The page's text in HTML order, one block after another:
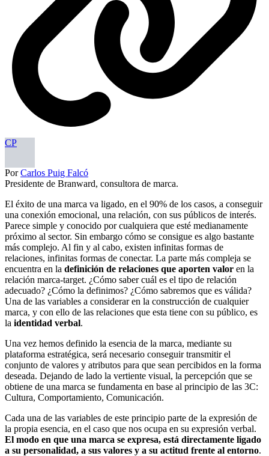
CP
PorCarlos Puig Falcó
Presidente de Branward, consultora de marca.
El éxito de una marca va ligado, en el 90% de los casos, a conseguir
una conexión emocional, una relación, con sus públicos de interés.
Parece simple y conocido por cualquiera que esté medianamente
próximo al sector. Sin embargo cómo se consigue es algo bastante
más complejo. Al fin y al cabo, existen infinitas formas de
relaciones, infinitas formas de conectar. La parte más compleja se
encuentra en la definición de relaciones que aporten valor en la
relación marca-target. ¿Cómo saber cuál es el tipo de relación
adecuado? ¿Cómo la definimos? ¿Cómo sabremos que es válida?
Una de las variables a considerar en la construcción de cualquier
marca, y con ello de las relaciones que esta tiene con su público, es
la identidad verbal.
Una vez hemos definido la esencia de la marca, mediante su
plataforma estratégica, será necesario conseguir transmitir el
conjunto de valores y atributos para que sean percibidos en la forma
deseada. Dejando de lado la vertiente visual, la percepción que se
obtiene de una marca se fundamenta en base al principio de las 3C:
Cultura, Comportamiento, Comunicación.
Cada una de las variables de este principio parte de la expresión de
la propia esencia, en el caso que nos ocupa en su expresión verbal.
El modo en que una marca se expresa, está directamente ligado
a su personalidad, a sus valores y a su actitud frente al entorno.